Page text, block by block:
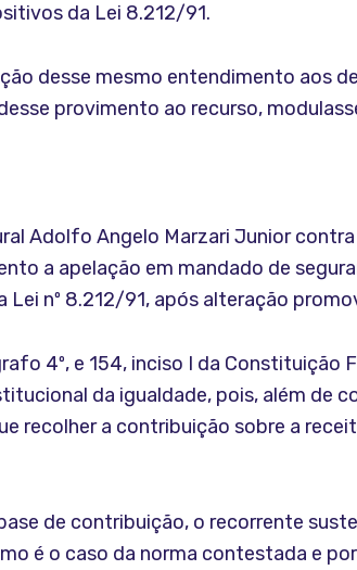
da Lei 8.212/91.
desse mesmo entendimento aos
provimento ao recurso,
Adolfo Angelo Marzari Junior
a apelação em mandado de
nº 8.212/91, após alteração
4º, e 154, inciso I da
da igualdade, pois, além de
recolher a contribuição sobre a
de contribuição, o recorrente
é o caso da norma contestada e